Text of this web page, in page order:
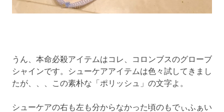
うん、本命必殺アイテムはコレ、コロンブスのグローブ
シャインです。シューケアアイテムは色々試してきまし
たが、、、この素朴な「ポリッシュ」の文字よ。
シューケアの右も左も分からなかった頃のもでぃふぁい